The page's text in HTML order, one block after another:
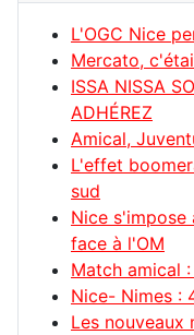
L'OGC Nice
Mercato,
ISSA NISSA
ADHÉREZ
Amical,
L'effet
sud
Nice s'impose
face à l'OM
Match amical
Nice- Nimes :
Les nouveaux